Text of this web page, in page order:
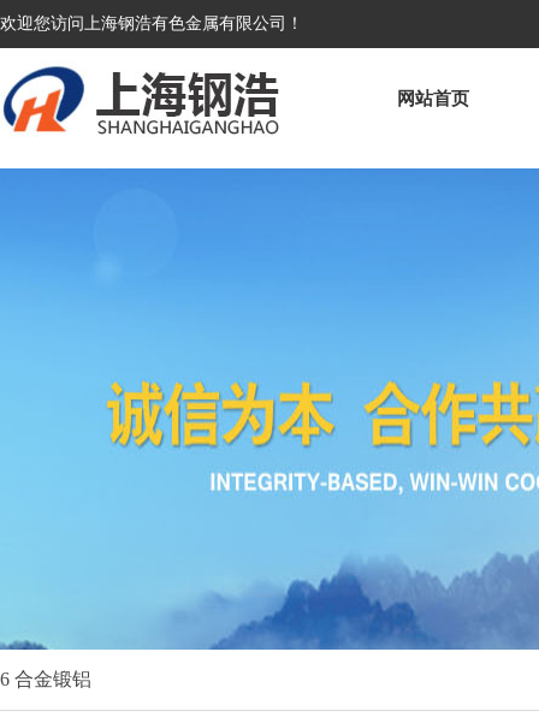
欢迎您访问上海钢浩有色金属有限公司！
网站首页
6 合金锻铝